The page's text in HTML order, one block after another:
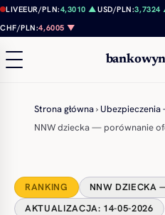
Przejdź do treści
LIVEEUR/PLN:4,3010 ▲USD/PLN:3,7324
CHF/PLN:4,6005 ▼
Strona główna›
NNW dziecka — porównanie
RANKING
NNW DZIECKA
AKTUALIZACJA: 14-05-2026